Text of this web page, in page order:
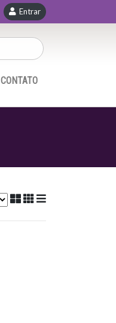
Entrar
CONTATO